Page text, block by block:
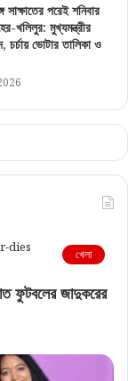
সাক্ষাতের পরেই শনিবার
খলিলুর: মুখ্যমন্ত্রীর
চর্চায় ভোটার তালিকা ও
খেলা
ফুটবলের জাদুকরের